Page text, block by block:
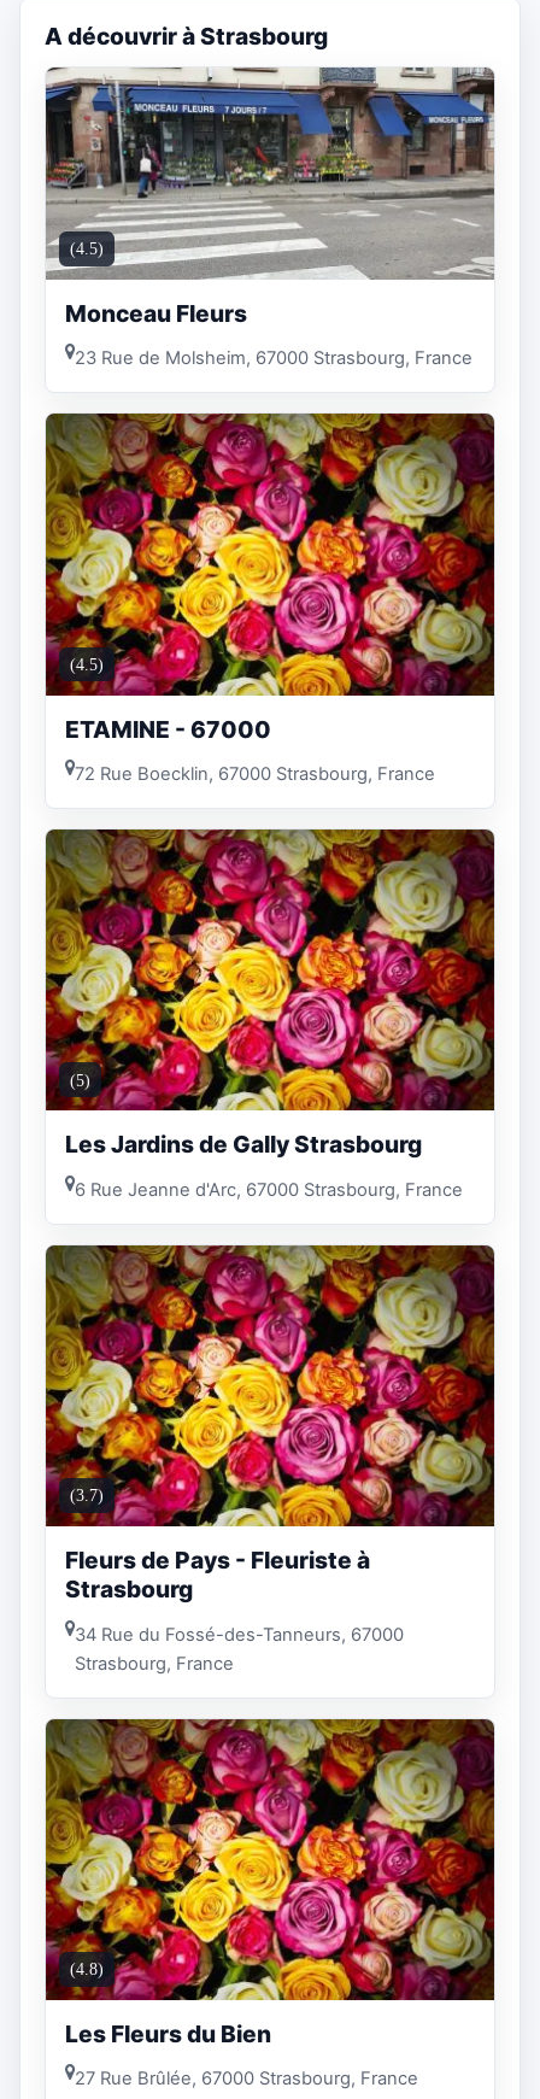
A découvrir à Strasbourg
(4.5)
Monceau Fleurs
23 Rue de Molsheim, 67000 Strasbourg, France
(4.5)
ETAMINE - 67000
72 Rue Boecklin, 67000 Strasbourg, France
(5)
Les Jardins de Gally Strasbourg
6 Rue Jeanne d'Arc, 67000 Strasbourg, France
(3.7)
Fleurs de Pays - Fleuriste à
Strasbourg
34 Rue du Fossé-des-Tanneurs, 67000
Strasbourg, France
(4.8)
Les Fleurs du Bien
27 Rue Brûlée, 67000 Strasbourg, France